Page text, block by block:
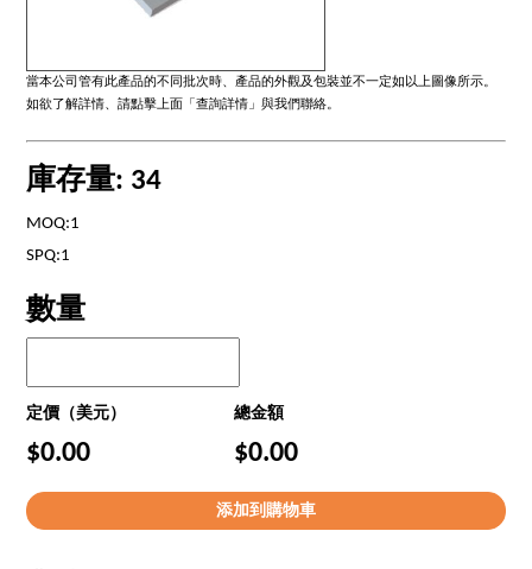
當本公司管有此產品的不同批次時、產品的外觀及包裝並不一定如以上圖像所示。
如欲了解詳情、請點擊上面「查詢詳情」與我們聯絡。
庫存量: 34
MOQ:1
SPQ:1
數量
定價（美元） 總金額
$0.00 $0.00